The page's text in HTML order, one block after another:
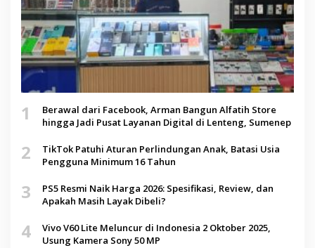
1
Berawal dari Facebook, Arman Bangun Alfatih Store
hingga Jadi Pusat Layanan Digital di Lenteng, Sumenep
2
TikTok Patuhi Aturan Perlindungan Anak, Batasi Usia
Pengguna Minimum 16 Tahun
3
PS5 Resmi Naik Harga 2026: Spesifikasi, Review, dan
Apakah Masih Layak Dibeli?
4
Vivo V60 Lite Meluncur di Indonesia 2 Oktober 2025,
Usung Kamera Sony 50 MP